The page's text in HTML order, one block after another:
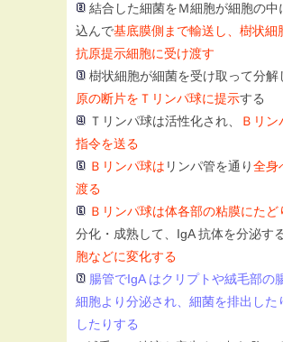
結合した細菌をＭ細胞が細胞の中
込んで基底膜側まで輸送し、樹状細
抗原提示細胞に受け渡す
樹状細胞が細菌を受け取って分解
原の断片をＴリンパ球に提示する
Ｔリンパ球は活性化され、
Ｂリン
指令を送る
Ｂリンパ球は リンパ管を通り全身
渡る
Ｂリンパ球は体各部の粘膜にたど
分化・成熟して、IgA 抗体を分泌す
胞などに変化する
腸管でIgA はクリプトや絨毛部の
細胞より分泌され、細菌を排出した
したりする